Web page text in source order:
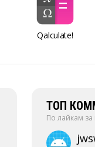
Qalculate!
ТОП
По лайкам